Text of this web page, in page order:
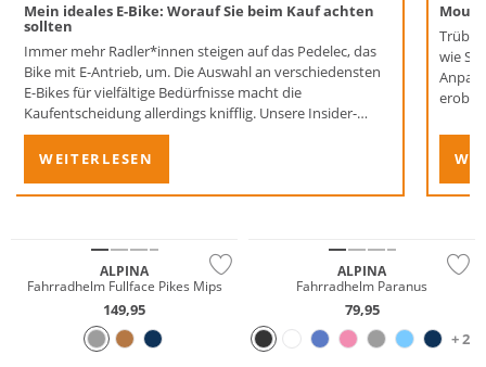
Mein ideales E-Bike: Worauf Sie beim Kauf achten
sollten
Immer mehr Radler*innen steigen auf das Pedelec, das
Bike mit E-Antrieb, um. Die Auswahl an verschiedensten
E-Bikes für vielfältige Bedürfnisse macht die
Kaufentscheidung allerdings knifflig. Unsere Insider-
Tipps unterstützen Sie beim Kauf eines passenden
WEITERLESEN
wie
ALPINA
Fahrradhelm Fullface Pikes Mips
149,95
ALPINA
Fahrradhelm Paranus
79,95
+ 2